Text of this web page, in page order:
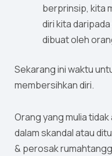
berprinsip, kita
diri kita
dibuat oleh
Sekarang ini waktu
membersihkan diri.
Orang yang mulia
dalam skandal atau
& perosak